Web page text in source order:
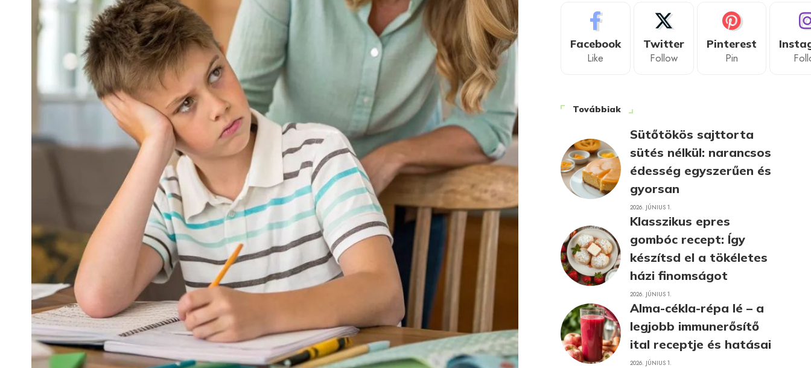
Facebook
Like
Twitter
Follow
Pinterest
Pin
Továbbiak
Sütőtökös sajttorta
sütés nélkül: narancsos
édesség egyszerűen és
gyorsan
2026. JÚNIUS 1.
Klasszikus epres
gombóc recept: Így
készítsd el a tökéletes
házi finomságot
2026. JÚNIUS 1.
Alma-cékla-répa lé – a
legjobb immunerősítő
ital receptje és hatásai
2026. JÚNIUS 1.